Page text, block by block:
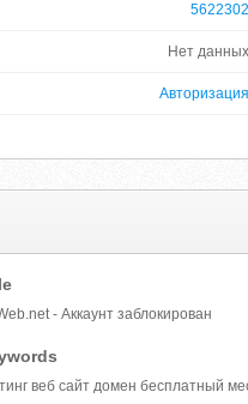
5622302
Нет данных
Авторизация
- Аккаунт заблокирован
веб сайт домен бесплатный